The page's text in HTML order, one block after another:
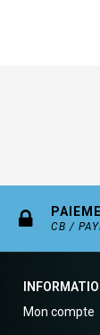
CB /
Mon compte